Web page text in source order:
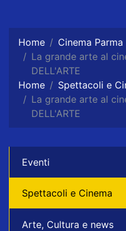
Home
Cinema Parma
La grande arte al
DELL'ARTE
Home
Spettacoli e
La grande arte al
DELL'ARTE
Eventi
Spettacoli e Cinema
Arte, Cultura e news